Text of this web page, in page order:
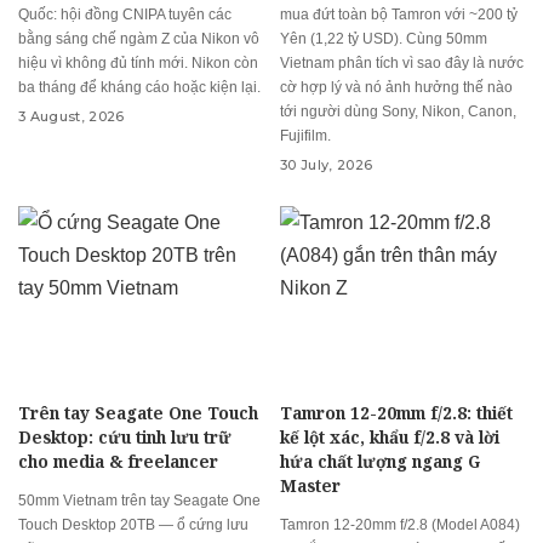
Quốc: hội đồng CNIPA tuyên các
bằng sáng chế ngàm Z của Nikon vô
hiệu vì không đủ tính mới. Nikon còn
ba tháng để kháng cáo hoặc kiện lại.
3 August, 2026
mua đứt toàn bộ Tamron với ~200 tỷ
Yên (1,22 tỷ USD). Cùng 50mm
Vietnam phân tích vì sao đây là nước
cờ hợp lý và nó ảnh hưởng thế nào
tới người dùng Sony, Nikon, Canon,
Fujifilm.
30 July, 2026
Trên tay Seagate One Touch
Desktop: cứu tinh lưu trữ
cho media & freelancer
50mm Vietnam trên tay Seagate One
Touch Desktop 20TB — ổ cứng lưu
Tamron 12-20mm f/2.8: thiết
kế lột xác, khẩu f/2.8 và lời
hứa chất lượng ngang G
Master
Tamron 12-20mm f/2.8 (Model A084)